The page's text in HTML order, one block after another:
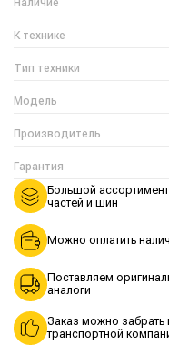
Наличие
К технике
Тип техники
Модель
Производитель
Гарантия
Большой
частей и шин
Можно оплатить
Поставляем
аналоги
Заказ можно забрать
транспортной